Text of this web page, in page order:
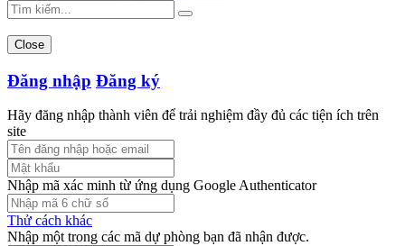
Close
Đăng nhập Đăng ký
Hãy đăng nhập thành viên để trải nghiệm đầy đủ các tiện ích trên
site
Nhập mã xác minh từ ứng dụng Google Authenticator
Thử cách khác
Nhập một trong các mã dự phòng bạn đã nhận được.